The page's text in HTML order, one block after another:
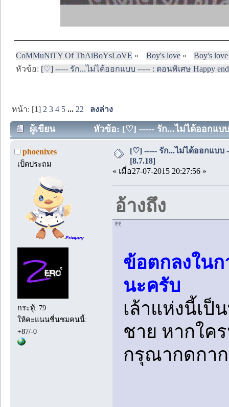
CoMMuNiTY Of ThAiBoYsLoVE » Boy's love»
Boy's
หัวข้อ: [♡] ----- รัก...ไม่ได้ออกแบบ ----- : ตอนพิเศษ Happy
หน้า: [1] 2 3 4 5 ... 22 ลงล่าง
ผู้เขียน หัวข้อ: [♡] ----- รัก...ไม่ได้ออกแบบ
phoenixes
เป็ดประถม
กระทู้: 79
ให้คะแนนชื่นชมคนนี้:
+87/-0
[♡] ----- รัก...ไม่ได้ออกแบบ
[8.7.18]
« เมื่อ27-07-2015 20:27:56 »
อ้างถึง
ข้อตกลงในก
นะครับ
เล้าแห่งนี้เป็
ชาย หากใค
กรุณากดกา